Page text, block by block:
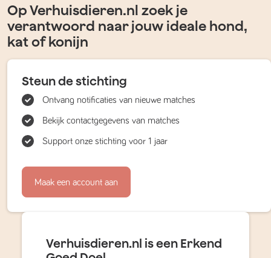
Op Verhuisdieren.nl zoek je
verantwoord naar jouw ideale hond,
kat of konijn
Steun de stichting
Ontvang notificaties van nieuwe matches
Bekijk contactgegevens van matches
Support onze stichting voor 1 jaar
Maak een account aan
Verhuisdieren.nl is een Erkend